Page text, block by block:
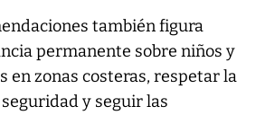
también figura
permanente sobre niños y
en zonas costeras, respetar la
y seguir las